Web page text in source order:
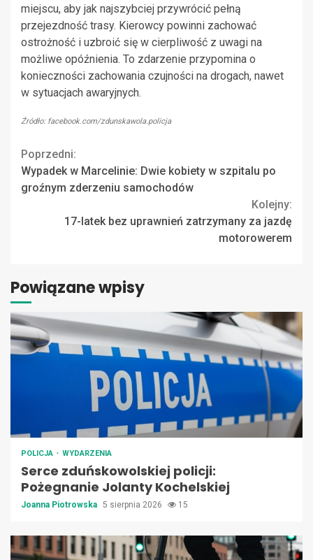
miejscu, aby jak najszybciej przywrócić pełną
przejezdność trasy. Kierowcy powinni zachować
ostrożność i uzbroić się w cierpliwość z uwagi na
możliwe opóźnienia. To zdarzenie przypomina o
konieczności zachowania czujności na drogach, nawet
w sytuacjach awaryjnych.
Źródło: facebook.com/zdunskawola.policja
Continue
Reading
Poprzedni:
Wypadek w Marcelinie: Dwie kobiety w szpitalu po
groźnym zderzeniu samochodów
Kolejny:
17-latek bez uprawnień zatrzymany za jazdę
motorowerem
Powiązane wpisy
POLICJA WYDARZENIA
Serce zduńskowolskiej policji:
Pożegnanie Jolanty Kochelskiej
Joanna Piotrowska 5 sierpnia 2026 15